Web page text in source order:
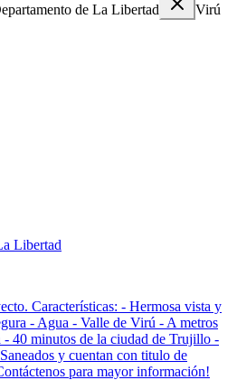
de La Libertad Virú
Libertad
Características: - Hermosa vista y
- Agua - Valle de Virú - A metros
- 40 minutos de la ciudad de Trujillo -
y cuentan con titulo de
para mayor información!